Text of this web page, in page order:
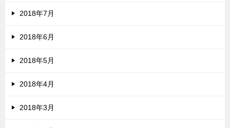
2018年7月
2018年6月
2018年5月
2018年4月
2018年3月